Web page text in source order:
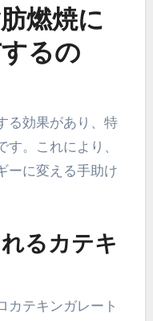
燃焼に
るの
る効果があり、特
。これにより、
ーに変える手助け
るカテキ
カテキンガレート